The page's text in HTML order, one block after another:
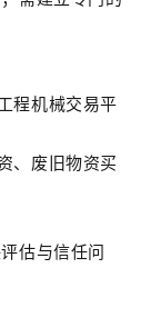
程机械交易平
、废旧物资买
估与信任问